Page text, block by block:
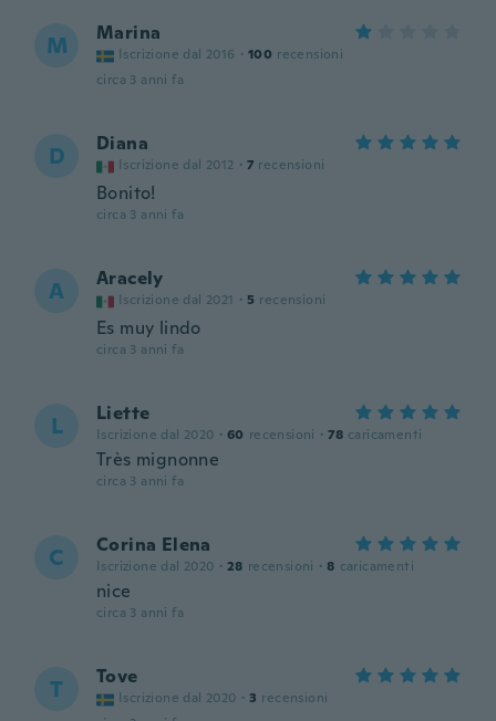
M Marina
Iscrizione dal 2016 · 100 recensioni
circa 3 anni fa
D Diana
Iscrizione dal 2012 · 7 recensioni
Bonito!
circa 3 anni fa
A Aracely
Iscrizione dal 2021 · 5 recensioni
Es muy lindo
circa 3 anni fa
L Liette
Iscrizione dal 2020 · 60 recensioni · 78 caricamenti
Très mignonne
circa 3 anni fa
C Corina Elena
Iscrizione dal 2020 · 28 recensioni · 8 caricamenti
nice
circa 3 anni fa
T Tove
Iscrizione dal 2020 · 3 recensioni